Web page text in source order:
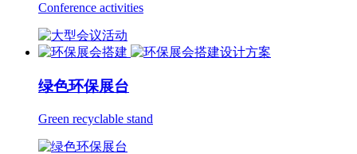
Conference activities
绿色环保展台
Green recyclable stand